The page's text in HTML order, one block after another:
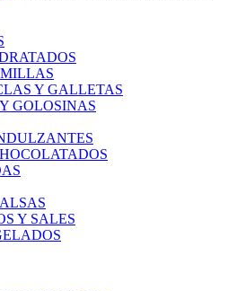
Y GALLETAS
GOLOSINAS
Y SALES